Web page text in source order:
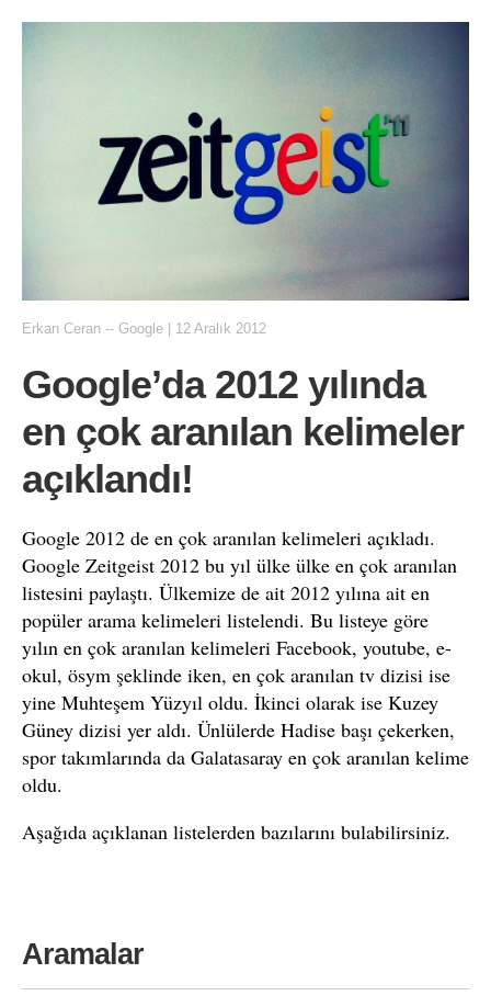
Erkan Ceran -- Google | 12 Aralık 2012
Google’da 2012 yılında
en çok aranılan kelimeler
açıklandı!
Google 2012 de en çok aranılan kelimeleri açıkladı.
Google Zeitgeist 2012 bu yıl ülke ülke en çok aranılan
listesini paylaştı. Ülkemize de ait 2012 yılına ait en
popüler arama kelimeleri listelendi. Bu listeye göre
yılın en çok aranılan kelimeleri Facebook, youtube, e-
okul, ösym şeklinde iken, en çok aranılan tv dizisi ise
yine Muhteşem Yüzyıl oldu. İkinci olarak ise Kuzey
Güney dizisi yer aldı. Ünlülerde Hadise başı çekerken,
spor takımlarında da Galatasaray en çok aranılan kelime
oldu.
Aşağıda açıklanan listelerden bazılarını bulabilirsiniz.
Aramalar